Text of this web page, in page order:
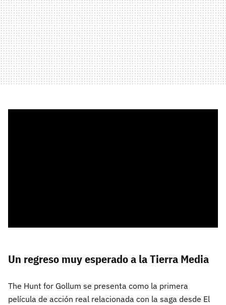
Un regreso muy esperado a la Tierra Media
The Hunt for Gollum se presenta como la primera
película de acción real relacionada con la saga desde El